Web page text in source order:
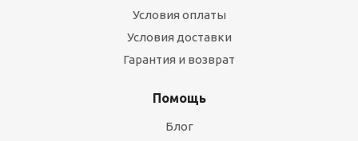
Условия оплаты
Условия доставки
Гарантия и возврат
Помощь
Блог